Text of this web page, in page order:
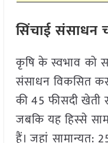
सिंचाई संसाधन
कृषि के स्वभाव को
संसाधन विकसित
की 45 फीसदी खेती
जबकि यह हिस्से